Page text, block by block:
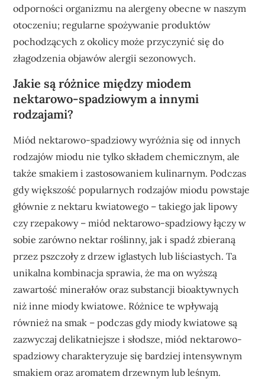
odporności organizmu na alergeny obecne w naszym
otoczeniu; regularne spożywanie produktów
pochodzących z okolicy może przyczynić się do
złagodzenia objawów alergii sezonowych.
Jakie są różnice między miodem
nektarowo-spadziowym a innymi
rodzajami?
Miód nektarowo-spadziowy wyróżnia się od innych
rodzajów miodu nie tylko składem chemicznym, ale
także smakiem i zastosowaniem kulinarnym. Podczas
gdy większość popularnych rodzajów miodu powstaje
głównie z nektaru kwiatowego – takiego jak lipowy
czy rzepakowy – miód nektarowo-spadziowy łączy w
sobie zarówno nektar roślinny, jak i spadź zbieraną
przez pszczoły z drzew iglastych lub liściastych. Ta
unikalna kombinacja sprawia, że ma on wyższą
zawartość minerałów oraz substancji bioaktywnych
niż inne miody kwiatowe. Różnice te wpływają
również na smak – podczas gdy miody kwiatowe są
zazwyczaj delikatniejsze i słodsze, miód nektarowo-
spadziowy charakteryzuje się bardziej intensywnym
smakiem oraz aromatem drzewnym lub leśnym.